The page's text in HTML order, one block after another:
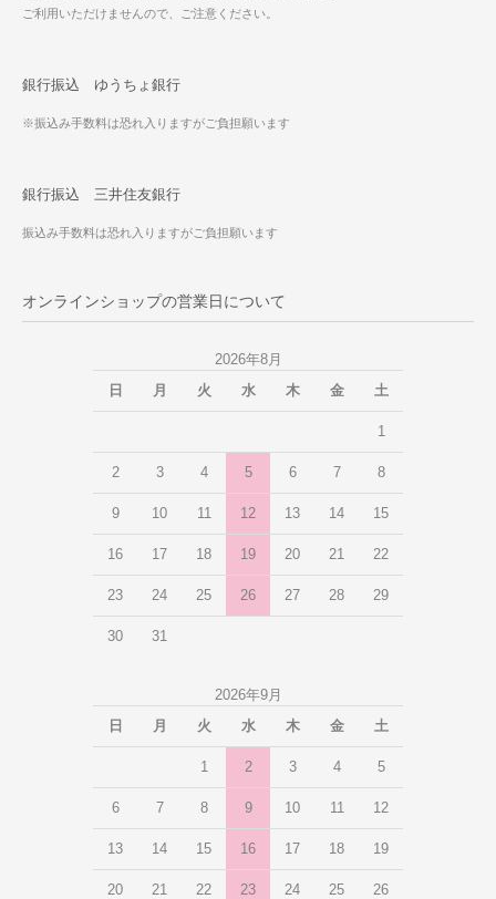
ご利用いただけませんので、ご注意ください。
銀行振込 ゆうちょ銀行
※振込み手数料は恐れ入りますがご負担願います
銀行振込 三井住友銀行
振込み手数料は恐れ入りますがご負担願います
オンラインショップの営業日について
2026年8月
日
月 火 水 木 金 土
1
2 3 4 5 6 7 8
9 10 11 12 13 14 15
16 17 18 19 20 21 22
23 24 25 26 27 28 29
30 31
2026年9月
日
月 火 水 木 金 土
1 2 3 4 5
6 7 8 9 10 11 12
13 14 15 16 17 18 19
20 21 22 23 24 25 26